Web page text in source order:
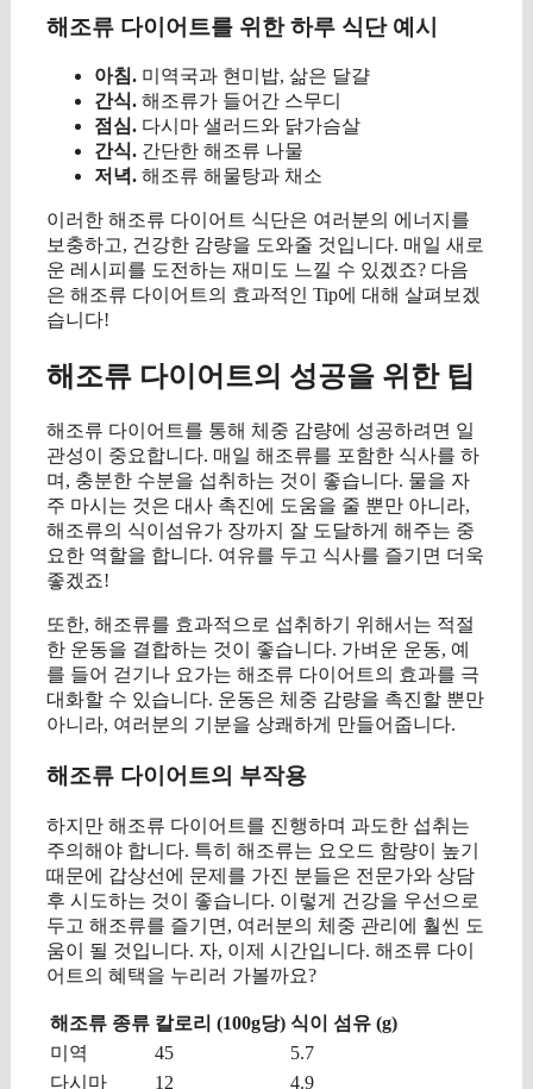
해조류 다이어트를 위한 하루 식단 예시
아침. 미역국과 현미밥, 삶은 달걀
간식. 해조류가 들어간 스무디
점심. 다시마 샐러드와 닭가슴살
간식. 간단한 해조류 나물
저녁. 해조류 해물탕과 채소
이러한 해조류 다이어트 식단은 여러분의 에너지를
보충하고, 건강한 감량을 도와줄 것입니다. 매일 새로
운 레시피를 도전하는 재미도 느낄 수 있겠죠? 다음
은 해조류 다이어트의 효과적인 Tip에 대해 살펴보겠
습니다!
해조류 다이어트의 성공을 위한 팁
해조류 다이어트를 통해 체중 감량에 성공하려면 일
관성이 중요합니다. 매일 해조류를 포함한 식사를 하
며, 충분한 수분을 섭취하는 것이 좋습니다. 물을 자
주 마시는 것은 대사 촉진에 도움을 줄 뿐만 아니라,
해조류의 식이섬유가 장까지 잘 도달하게 해주는 중
요한 역할을 합니다. 여유를 두고 식사를 즐기면 더욱
좋겠죠!
또한, 해조류를 효과적으로 섭취하기 위해서는 적절
한 운동을 결합하는 것이 좋습니다. 가벼운 운동, 예
를 들어 걷기나 요가는 해조류 다이어트의 효과를 극
대화할 수 있습니다. 운동은 체중 감량을 촉진할 뿐만
아니라, 여러분의 기분을 상쾌하게 만들어줍니다.
해조류 다이어트의 부작용
하지만 해조류 다이어트를 진행하며 과도한 섭취는
주의해야 합니다. 특히 해조류는 요오드 함량이 높기
때문에 갑상선에 문제를 가진 분들은 전문가와 상담
후 시도하는 것이 좋습니다. 이렇게 건강을 우선으로
두고 해조류를 즐기면, 여러분의 체중 관리에 훨씬 도
움이 될 것입니다. 자, 이제 시간입니다. 해조류 다이
어트의 혜택을 누리러 가볼까요?
해조류 종류 칼로리 (100g당) 식이 섬유 (g)
미역
45
5.7
다시마
12 4.9